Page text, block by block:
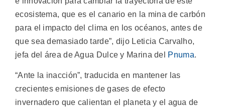
ecosistema, que es el canario en la mina de carbón
para el impacto del clima en los océanos, antes de
que sea demasiado tarde”, dijo Leticia Carvalho,
jefa del área de Agua Dulce y Marina del Pnuma.
“Ante la inacción”, traducida en mantener las
crecientes emisiones de gases de efecto
invernadero que calientan el planeta y el agua de